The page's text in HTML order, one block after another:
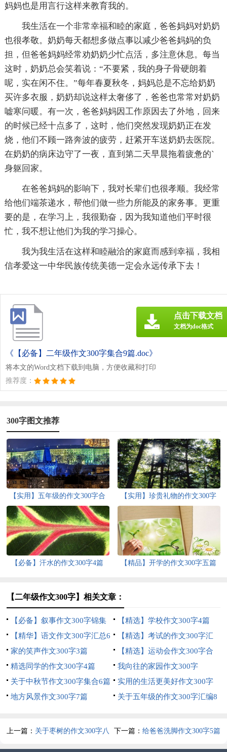
妈妈也是用言行这样来教育我的。
我生活在一个非常幸福和睦的家庭，爸爸妈妈对奶奶
也很孝敬。奶奶每天都想多做点事以减少爸爸妈妈的负
担，但爸爸妈妈经常劝奶奶少忙点活，多注意休息。每当
这时，奶奶总会笑着说：“不要紧，我的身子骨硬朗着
呢，实在闲不住。”每年春夏秋冬，妈妈总是不忘给奶奶
买许多衣服，奶奶却说这样太奢侈了，爸爸也常常对奶奶
嘘寒问暖。有一次，爸爸妈妈因工作原因去了外地，回来
的时候已经十点多了，这时，他们突然发现奶奶正在发
烧，他们不顾一路奔波的疲劳，赶紧开车送奶奶去医院。
在奶奶的病床边守了一夜，直到第二天早晨拖着疲惫的`
身躯回家。
在爸爸妈妈的影响下，我对长辈们也很孝顺。我经常
给他们端茶递水，帮他们做一些力所能及的家务事。更重
要的是，在学习上，我很勤奋，因为我知道他们平时很
忙，我不想让他们为我的学习操心。
我为我生活在这样和睦融洽的家庭而感到幸福，我相
信孝爱这一中华民族传统美德一定会永远传承下去！
《【必备】二年级作文300字集合9篇.doc》
将本文的Word文档下载到电脑，方便收藏和打印
推荐度：
点击下载文档
文档为doc格式
300字图文推荐
【实用】五年级的作文300字合
集8篇
【实用】珍贵礼物的作文300字
合集五篇
【必备】汗水的作文300字4篇 【精品】开学的作文300字五篇
【二年级作文300字】相关文章：
【必备】叙事作文300字锦集
10篇
【精选】学校作文300字4篇
【精华】语文作文300字汇总6
篇
【精选】考试的作文300字汇
总十篇
家的笑声作文300字3篇
【精选】运动会作文300字合
集6篇
精选同学的作文300字4篇
我向往的家园作文300字
关于中秋节作文300字集合6篇
实用的生活更美好作文300字
合集九篇
地方风景作文300字7篇
关于五年级的作文300字汇编8
上一篇： 关于枣树的作文300字八
篇
下一篇： 给爸爸洗脚作文300字5篇